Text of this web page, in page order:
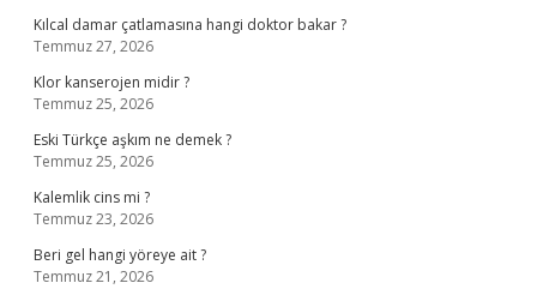
Kılcal damar çatlamasına hangi doktor bakar ?
Temmuz 27, 2026
Klor kanserojen midir ?
Temmuz 25, 2026
Eski Türkçe aşkım ne demek ?
Temmuz 25, 2026
Kalemlik cins mi ?
Temmuz 23, 2026
Beri gel hangi yöreye ait ?
Temmuz 21, 2026